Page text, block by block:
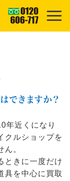
できますか？
年近くになり
クルショップを
。
ときに一度だけ
具を中心に買取